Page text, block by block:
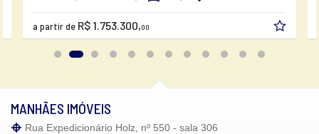
a partir de R$ 1.753.300,00
MANHÃES IMÓVEIS
Rua Expedicionário Holz, nº 550 - sala 306